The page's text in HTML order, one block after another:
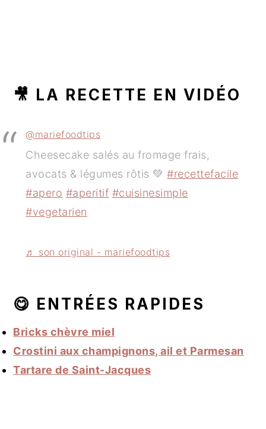
🎥 LA RECETTE EN VIDÉO
@mariefoodtips
Cheesecake salés au fromage frais,
avocats & légumes rôtis 💚#recettefacile
#apero #aperitif #cuisinesimple
#vegetarien
♬ son original - mariefoodtips
😋 ENTRÉES RAPIDES
Bricks chèvre miel
Crostini aux champignons, ail et Parmesan
Tartare de Saint-Jacques